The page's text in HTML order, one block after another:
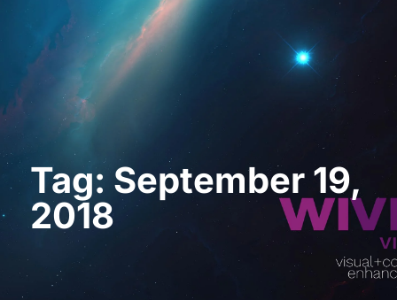
Demo anfordern
Tag: September 19,
2018